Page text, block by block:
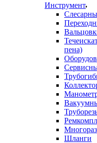
Инструмент
пена)
Шланги